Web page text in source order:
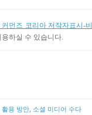
커먼즈 코리아 저작자표시-
하실 수 있습니다.
활용 방안, 소셜 미디어 수다